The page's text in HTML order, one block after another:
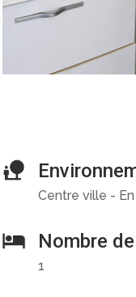
Centre ville -
Nombre
1